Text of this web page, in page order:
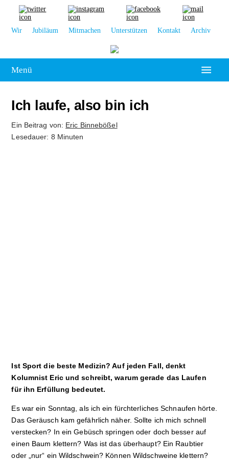
Wir Jubiläum Mitmachen Unterstützen Kontakt Archiv
Menü
Kolumne
Campuskultur
Ich laufe, also bin ich
Ein Beitrag von: Eric Binnebößel
Lesedauer: 8 Minuten
Ist Sport die beste Medizin? Auf jeden Fall, denkt
Kolumnist Eric und schreibt, warum gerade das Laufen
für ihn Erfüllung bedeutet.
Es war ein Sonntag, als ich ein fürchterliches Schnaufen hörte.
Das Geräusch kam gefährlich näher. Sollte ich mich schnell
verstecken? In ein Gebüsch springen oder doch besser auf
einen Baum klettern? Was ist das überhaupt? Ein Raubtier
oder „nur“ ein Wildschwein? Können Wildschweine klettern?